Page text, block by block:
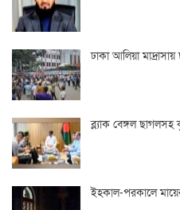
ঢাকা আলিয়া
ব্ল্যাক বেঙ্গল
ইহকাল-পরকালে